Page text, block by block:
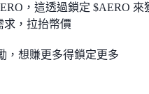
，這透過鎖定 $AERO 來
求，拉抬幣價
，想賺更多得鎖定更多